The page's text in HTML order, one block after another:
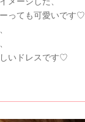
っても可愛いです♡
いドレスです♡